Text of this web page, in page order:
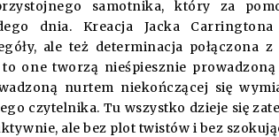
samotnika, który za
dnia. Kreacja Jacka
ale też determinacja połączona
one tworzą nieśpiesznie
nurtem niekończącej się
czytelnika. Tu wszystko dzieje się
ale bez plot twistów i bez